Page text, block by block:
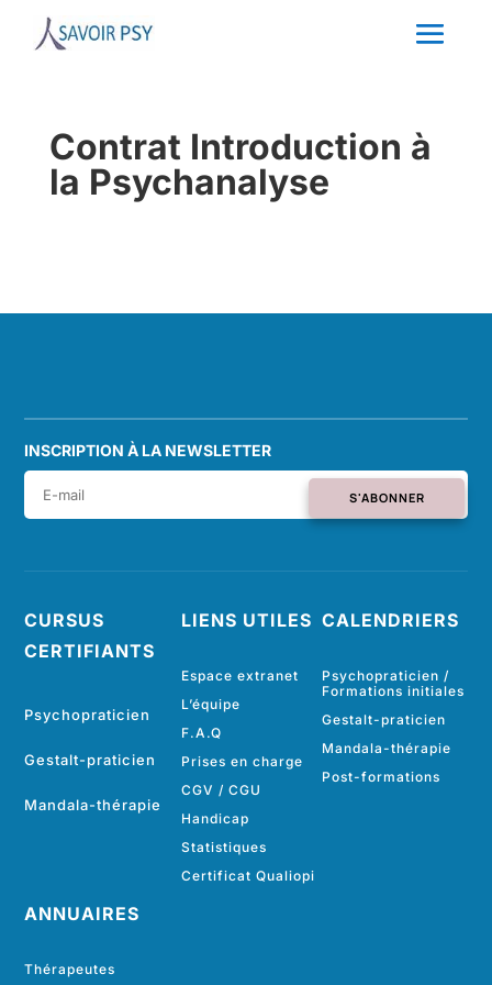
Contrat Introduction à
la Psychanalyse
INSCRIPTION À LA NEWSLETTER
S'ABONNER
CURSUS
CERTIFIANTS
Psychopraticien
Gestalt-praticien
Mandala-thérapie
ANNUAIRES
Thérapeutes
LIENS UTILES
Espace extranet
L’équipe
F.A.Q
Prises en charge
CGV / CGU
Handicap
Statistiques
Certificat Qualiopi
CALENDRIERS
Psychopraticien /
Formations initiales
Gestalt-praticien
Mandala-thérapie
Post-formations